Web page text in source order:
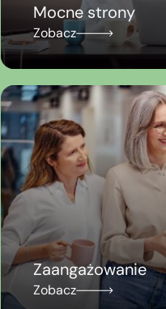
Mocne strony
Zobacz
Zaangażowanie
Zobacz